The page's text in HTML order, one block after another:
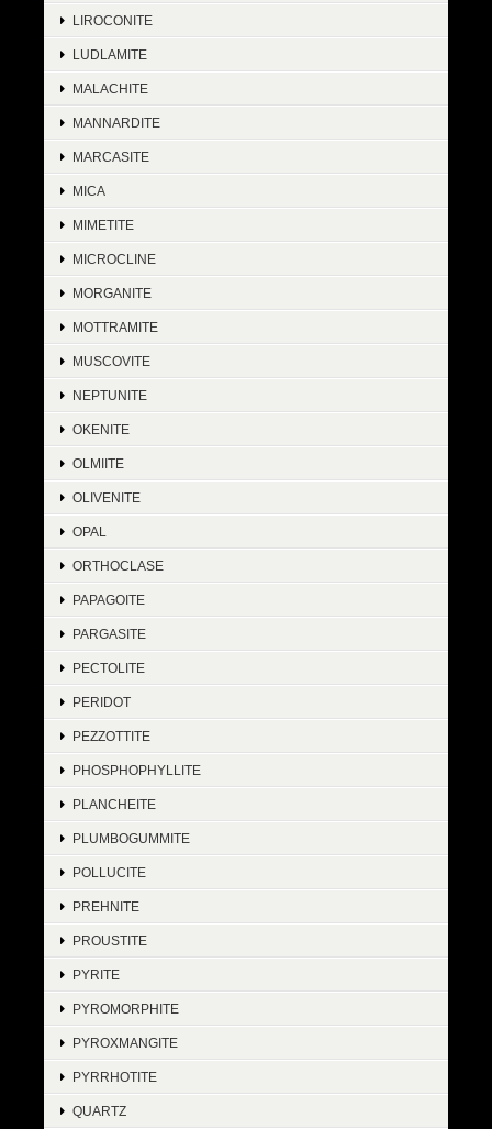
LIROCONITE
LUDLAMITE
MALACHITE
MANNARDITE
MARCASITE
MICA
MIMETITE
MICROCLINE
MORGANITE
MOTTRAMITE
MUSCOVITE
NEPTUNITE
OKENITE
OLMIITE
OLIVENITE
OPAL
ORTHOCLASE
PAPAGOITE
PARGASITE
PECTOLITE
PERIDOT
PEZZOTTITE
PHOSPHOPHYLLITE
PLANCHEITE
PLUMBOGUMMITE
POLLUCITE
PREHNITE
PROUSTITE
PYRITE
PYROMORPHITE
PYROXMANGITE
PYRRHOTITE
QUARTZ